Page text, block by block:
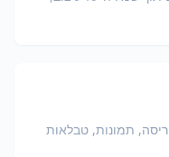
תמונות, טבלאות